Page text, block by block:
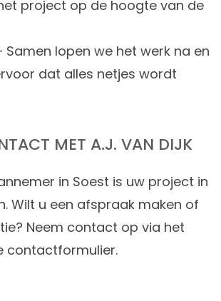
project op de hoogte van de
Samen lopen we het werk na en
dat alles netjes wordt
MET A.J. VAN DIJK
in Soest is uw project in
Wilt u een afspraak maken of
Neem contact op via het
contactformulier.